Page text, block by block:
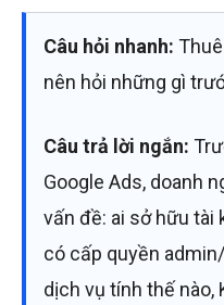
Câu hỏi nhanh:
nên hỏi những gì
Câu trả lời ngắn:
Google Ads, doanh
vấn đề: ai sở hữu tài
có cấp quyền
dịch vụ tính thế